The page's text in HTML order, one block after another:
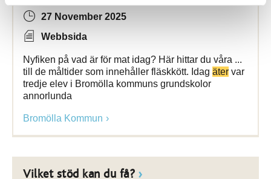
27 November 2025
Webbsida
Nyfiken på vad är för mat idag? Här hittar du våra ...
till de måltider som innehåller fläskkött. Idag äter var
tredje elev i Bromölla kommuns grundskolor
annorlunda
Bromölla Kommun
Vilket stöd kan du få?